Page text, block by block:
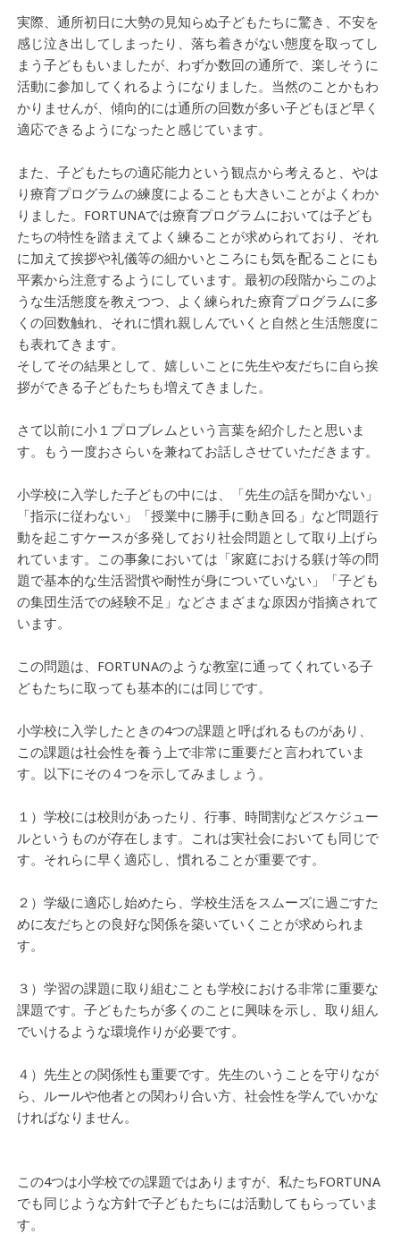
実際、通所初日に大勢の見知らぬ子どもたちに驚き、不安を
感じ泣き出してしまったり、落ち着きがない態度を取ってし
まう子どももいましたが、わずか数回の通所で、楽しそうに
活動に参加してくれるようになりました。当然のことかもわ
かりませんが、傾向的には通所の回数が多い子どもほど早く
適応できるようになったと感じています。
また、子どもたちの適応能力という観点から考えると、やは
り療育プログラムの練度によることも大きいことがよくわか
りました。FORTUNAでは療育プログラムにおいては子ども
たちの特性を踏まえてよく練ることが求められており、それ
に加えて挨拶や礼儀等の細かいところにも気を配ることにも
平素から注意するようにしています。最初の段階からこのよ
うな生活態度を教えつつ、よく練られた療育プログラムに多
くの回数触れ、それに慣れ親しんでいくと自然と生活態度に
も表れてきます。
そしてその結果として、嬉しいことに先生や友だちに自ら挨
拶ができる子どもたちも増えてきました。
さて以前に小１プロブレムという言葉を紹介したと思いま
す。もう一度おさらいを兼ねてお話しさせていただきます。
小学校に入学した子どもの中には、「先生の話を聞かない」
「指示に従わない」「授業中に勝手に動き回る」など問題行
動を起こすケースが多発しており社会問題として取り上げら
れています。この事象においては「家庭における躾け等の問
題で基本的な生活習慣や耐性が身についていない」「子ども
の集団生活での経験不足」などさまざまな原因が指摘されて
います。
この問題は、FORTUNAのような教室に通ってくれている子
どもたちに取っても基本的には同じです。
小学校に入学したときの4つの課題と呼ばれるものがあり、
この課題は社会性を養う上で非常に重要だと言われていま
す。以下にその４つを示してみましょう。
１）学校には校則があったり、行事、時間割などスケジュー
ルというものが存在します。これは実社会においても同じで
す。それらに早く適応し、慣れることが重要です。
２）学級に適応し始めたら、学校生活をスムーズに過ごすた
めに友だちとの良好な関係を築いていくことが求められま
す。
３）学習の課題に取り組むことも学校における非常に重要な
課題です。子どもたちが多くのことに興味を示し、取り組ん
でいけるような環境作りが必要です。
４）先生との関係性も重要です。先生のいうことを守りなが
ら、ルールや他者との関わり合い方、社会性を学んでいかな
ければなりません。
この4つは小学校での課題ではありますが、私たちFORTUNA
でも同じような方針で子どもたちには活動してもらっていま
す。